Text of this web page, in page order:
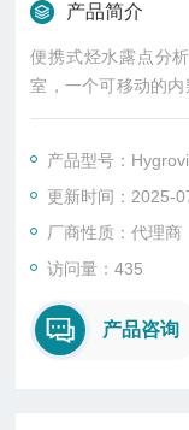
产品简介
便携式烃水露点分
室，一个可移动的内
一个可以充电电池组
时。
Hygrovision Mini 有
发。
由于使用了一个放
产品型号：
更新时间：2025-
厂商性质：代理商
访问量：435
产品咨询